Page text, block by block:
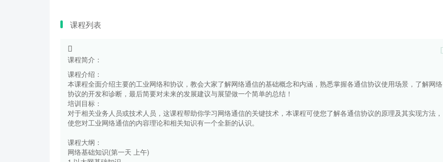
课程列表
课程简介：
课程介绍：
本课程全面介绍主要的工业网络和协议，教会大家了解网络通信的基础概念和内涵，熟悉掌握各通信协议使用场景，了解网络
协议的开发和诊断，最后简要对未来的发展建议与展望做一个简单的总结！
培训目标：
对于相关业务人员或技术人员，这课程帮助你学习网络通信的关键技术，本课程可使您了解各通信协议的原理及其实现方法，
使您对工业网络通信的内容理论和相关知识有一个全新的认识。
课程大纲：
网络基础知识(第一天 上午)